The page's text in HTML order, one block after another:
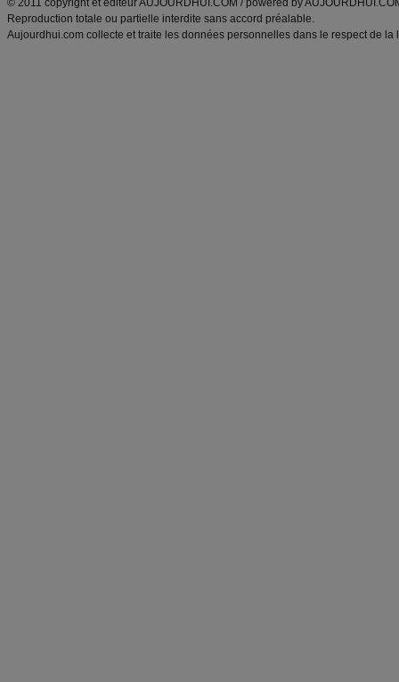
© 2011 copyright et éditeur AUJOURDHUI.COM / powered by
Reproduction totale ou partielle interdite sans accord préalable.
Aujourdhui.com collecte et traite les données personnelles dans le respect de